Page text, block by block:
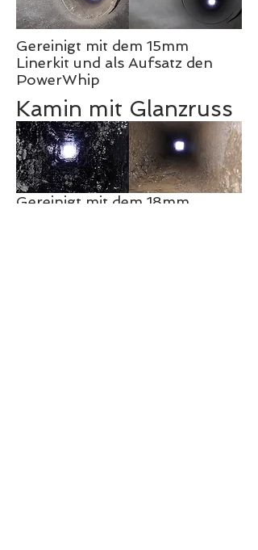
Gereinigt mit dem 15mm
Linerkit und als Aufsatz den
PowerWhip
Kamin mit Glanzruss
Gereinigt mit dem 18mm